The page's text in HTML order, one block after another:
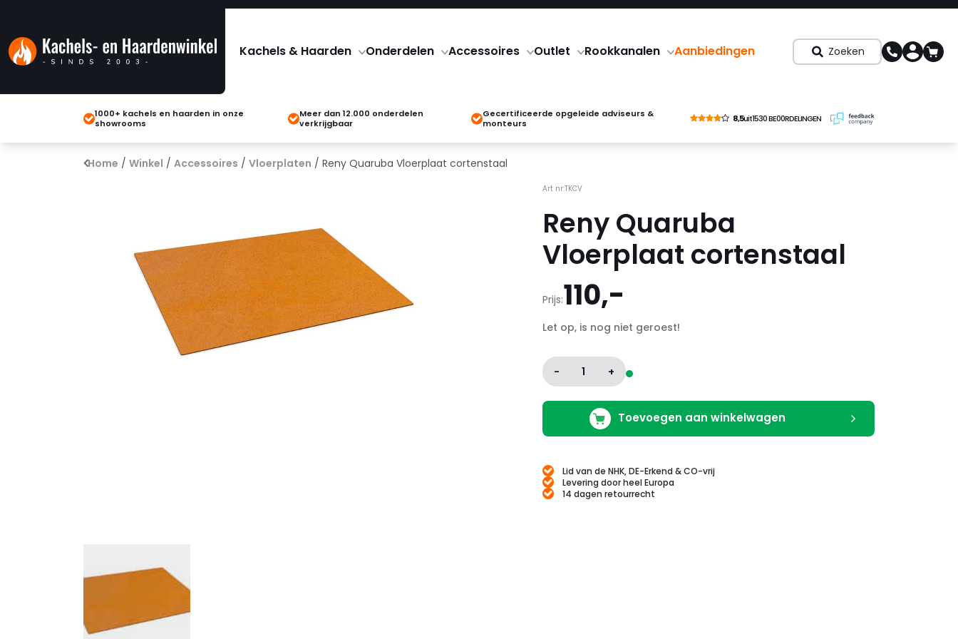
Kachels & Haarden Onderdelen Accessoires Outlet Rookkanalen Aanbiedingen Zoeken
1000+ kachels en haarden in onze
showrooms
Meer dan 12.000 onderdelen
verkrijgbaar
Gecertificeerde opgeleide adviseurs &
monteurs
8,5uit1530 BE00RDELINGEN
Home / Winkel / Accessoires / Vloerplaten / Reny Quaruba Vloerplaat cortenstaal
Art nr:TKCV
Reny Quaruba
Vloerplaat cortenstaal
Prijs:110,-
Let op, is nog niet geroest!
- 1 +
Toevoegen aan winkelwagen
Lid van de NHK, DE-Erkend & CO-vrij
Levering door heel Europa
14 dagen retourrecht